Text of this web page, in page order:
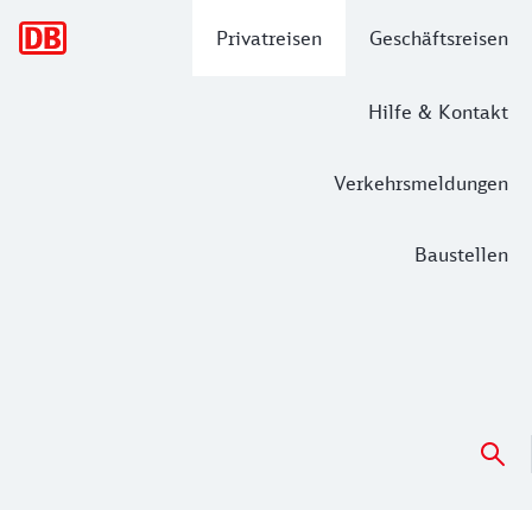
Privatreisen Geschäftsreisen
Hilfe & Kontakt
Verkehrsmeldungen
Baustellen